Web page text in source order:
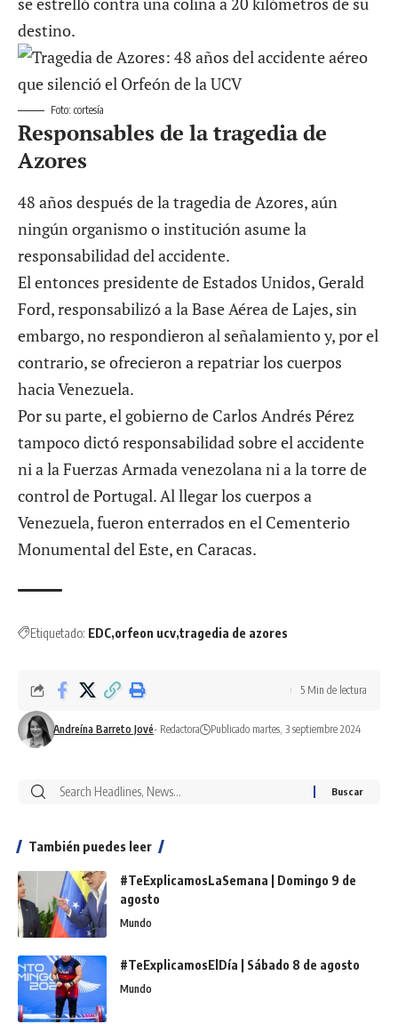
destino.
Foto: cortesía
Responsables de la tragedia de
Azores
48 años después de la tragedia de Azores, aún
ningún organismo o institución asume la
responsabilidad del accidente.
El entonces presidente de Estados Unidos, Gerald
Ford, responsabilizó a la Base Aérea de Lajes, sin
embargo, no respondieron al señalamiento y, por el
contrario, se ofrecieron a repatriar los cuerpos
hacia Venezuela.
Por su parte, el gobierno de Carlos Andrés Pérez
tampoco dictó responsabilidad sobre el accidente
ni a la Fuerzas Armada venezolana ni a la torre de
control de Portugal. Al llegar los cuerpos a
Venezuela, fueron enterrados en el Cementerio
Monumental del Este, en Caracas.
Etiquetado: EDC orfeon ucv tragedia de azores
Andreína Barreto Jové- Redactora Publicado martes, 3 septiembre 2024
5 Min de lectura
También puedes leer
#TeExplicamosLaSemana | Domingo 9 de
agosto
Mundo
#TeExplicamosElDía | Sábado 8 de agosto
Mundo